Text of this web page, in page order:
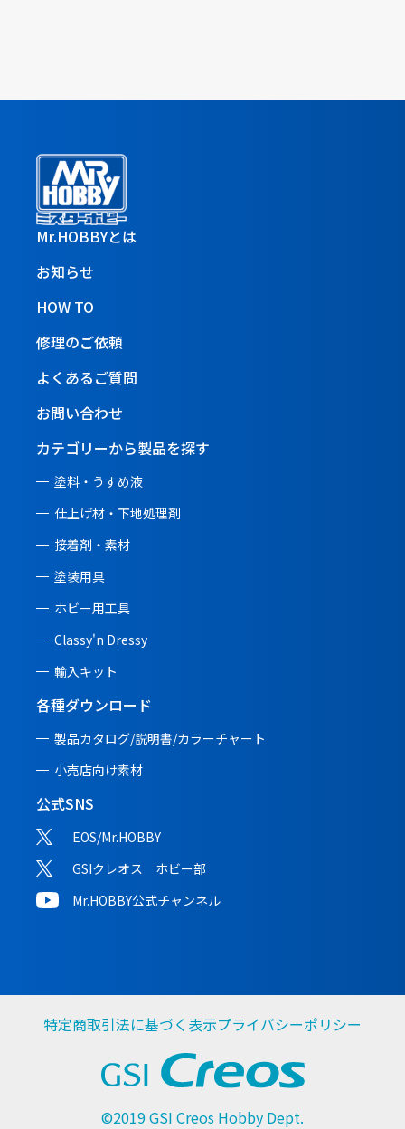
Mr.HOBBYとは
お知らせ
HOW TO
修理のご依頼
よくあるご質問
お問い合わせ
カテゴリーから製品を探す
塗料・うすめ液
仕上げ材・下地処理剤
接着剤・素材
塗装用具
ホビー用工具
Classy'n Dressy
輸入キット
各種ダウンロード
製品カタログ/説明書/カラーチャート
小売店向け素材
公式SNS
EOS/Mr.HOBBY
GSIクレオス ホビー部
Mr.HOBBY公式チャンネル
特定商取引法に基づく表示プライバシーポリシー
©2019 GSI Creos Hobby Dept.